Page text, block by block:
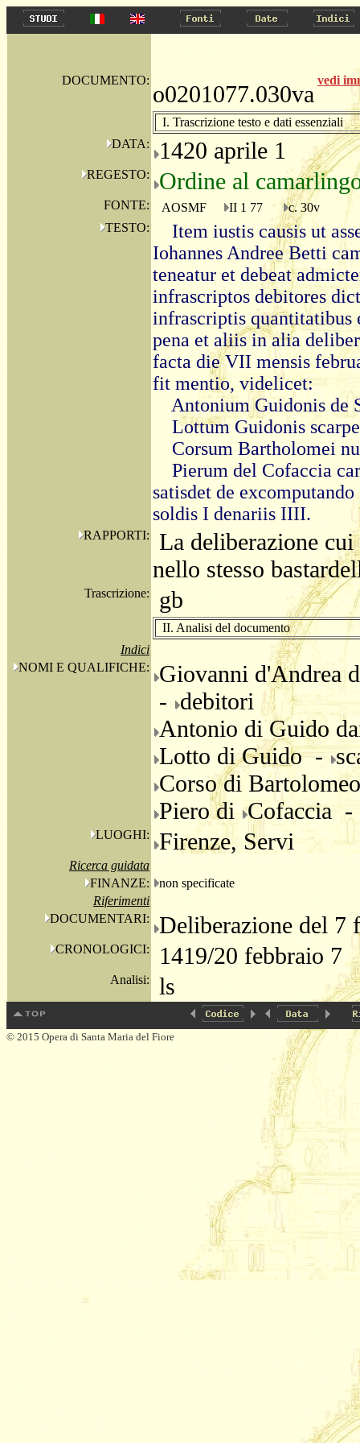
DOCUMENTO:
o0201077.030va
vedi
I. Trascrizione testo e dati essenziali
DATA:
1420 aprile 1
REGESTO: Ordine al
FONTE: AOSMF II 1 77
c. 30v
TESTO:
Item iustis causis ut
Iohannes Andree Betti
teneatur et debeat
infrascriptos debitores
infrascriptis quantitatibus
pena et aliis in alia
facta die VII mensis
fit mentio, videlicet:
Antonium Guidonis
Lottum Guidonis
Corsum Bartholomei
Pierum del Cofaccia
satisdet de
soldis I denariis IIII.
RAPPORTI:
La deliberazione
nello stesso
Trascrizione: gb
II. Analisi del documento
Indici
NOMI E QUALIFICHE:
Giovanni d'Andrea
- debitori
Antonio di Guido
Lotto di Guido -
Corso di
Piero di Cofaccia -
LUOGHI: Firenze, Servi
Ricerca guidata
FINANZE:
non specificate
Riferimenti
DOCUMENTARI:
Deliberazione del 7
CRONOLOGICI: 1419/20 febbraio 7
Analisi: ls
© 2015 Opera di Santa Maria del Fiore